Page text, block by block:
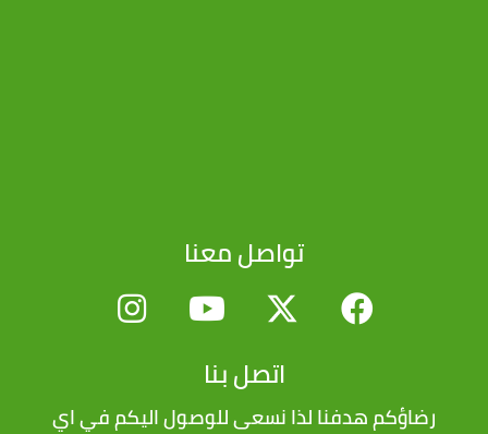
تواصل معنا
اتصل بنا
رضاؤكم هدفنا لذا نسعى للوصول اليكم في اي